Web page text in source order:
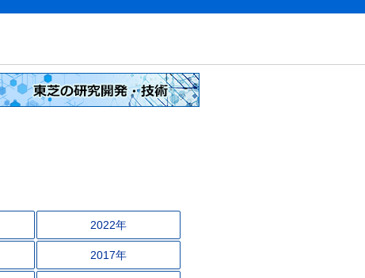
2022年
2017年